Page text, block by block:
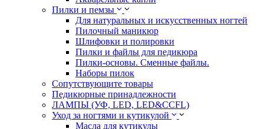
Пилки и пемзы
Для натуральных и искусственных ногтей
Пилочный маникюр
Шлифовки и полировки
Пилки и файлы для педикюра
Пилки-основы. Сменные файлы.
Наборы пилок
Сопутствующите товары
Педикюрные принадлежности
ЛАМПЫ (УФ, LED, LED&CCFL)
Уход за ногтями и кутикулой
Масла для кутикулы